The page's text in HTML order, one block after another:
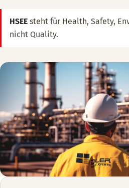
HSEE steht für Health, Safety,
nicht Quality.